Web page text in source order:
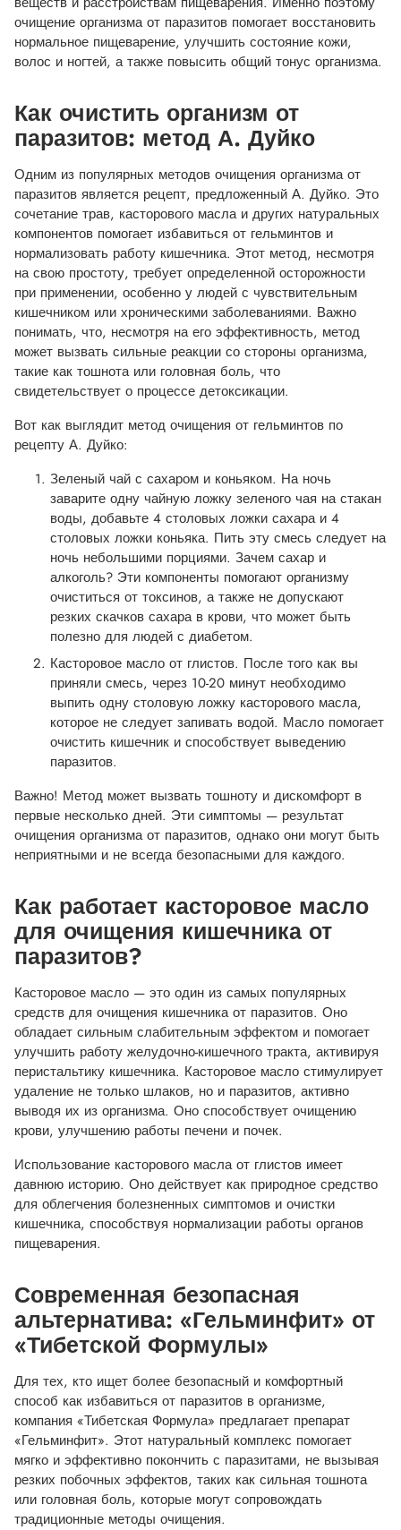
очищение организма от паразитов помогает восстановить
нормальное пищеварение, улучшить состояние кожи,
волос и ногтей, а также повысить общий тонус организма.
Как очистить организм от
паразитов: метод А. Дуйко
Одним из популярных методов очищения организма от
паразитов является рецепт, предложенный А. Дуйко. Это
сочетание трав, касторового масла и других натуральных
компонентов помогает избавиться от гельминтов и
нормализовать работу кишечника. Этот метод, несмотря
на свою простоту, требует определенной осторожности
при применении, особенно у людей с чувствительным
кишечником или хроническими заболеваниями. Важно
понимать, что, несмотря на его эффективность, метод
может вызвать сильные реакции со стороны организма,
такие как тошнота или головная боль, что
свидетельствует о процессе детоксикации.
Вот как выглядит метод очищения от гельминтов по
рецепту А. Дуйко:
Зеленый чай с сахаром и коньяком. На ночь
заварите одну чайную ложку зеленого чая на стакан
воды, добавьте 4 столовых ложки сахара и 4
столовых ложки коньяка. Пить эту смесь следует на
ночь небольшими порциями. Зачем сахар и
алкоголь? Эти компоненты помогают организму
очиститься от токсинов, а также не допускают
резких скачков сахара в крови, что может быть
полезно для людей с диабетом.
Касторовое масло от глистов. После того как вы
приняли смесь, через 10-20 минут необходимо
выпить одну столовую ложку касторового масла,
которое не следует запивать водой. Масло помогает
очистить кишечник и способствует выведению
паразитов.
Важно! Метод может вызвать тошноту и дискомфорт в
первые несколько дней. Эти симптомы — результат
очищения организма от паразитов, однако они могут быть
неприятными и не всегда безопасными для каждого.
Как работает касторовое масло
для очищения кишечника от
паразитов?
Касторовое масло — это один из самых популярных
средств для очищения кишечника от паразитов. Оно
обладает сильным слабительным эффектом и помогает
улучшить работу желудочно-кишечного тракта, активируя
перистальтику кишечника. Касторовое масло стимулирует
удаление не только шлаков, но и паразитов, активно
выводя их из организма. Оно способствует очищению
крови, улучшению работы печени и почек.
Использование касторового масла от глистов имеет
давнюю историю. Оно действует как природное средство
для облегчения болезненных симптомов и очистки
кишечника, способствуя нормализации работы органов
пищеварения.
Современная безопасная
альтернатива: «Гельминфит» от
«Тибетской Формулы»
Для тех, кто ищет более безопасный и комфортный
способ как избавиться от паразитов в организме,
компания «Тибетская Формула» предлагает препарат
«Гельминфит». Этот натуральный комплекс помогает
мягко и эффективно покончить с паразитами, не вызывая
резких побочных эффектов, таких как сильная тошнота
или головная боль, которые могут сопровождать
традиционные методы очищения.